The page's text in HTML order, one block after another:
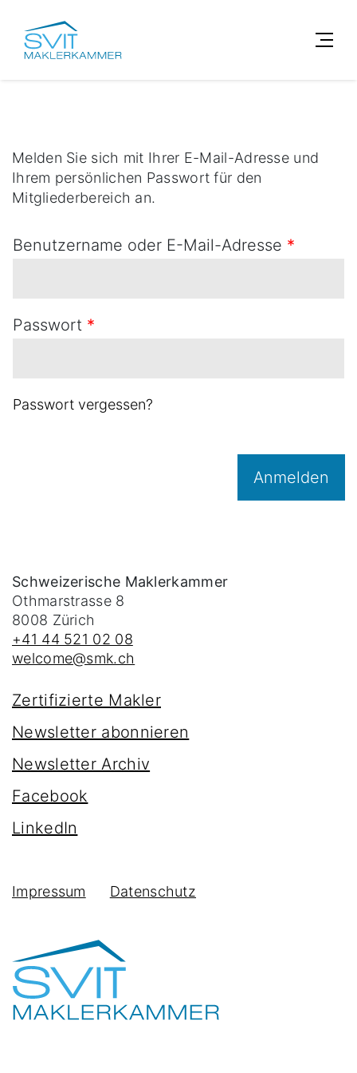
Melden Sie sich mit Ihrer E-Mail-Adresse und
Ihrem persönlichen Passwort für den
Mitgliederbereich an.
Benutzername oder E-Mail-Adresse *
Passwort *
Passwort vergessen?
Anmelden
Schweizerische Maklerkammer
Othmarstrasse 8
8008 Zürich
+41 44 521 02 08
welcome@smk.ch
Zertifizierte Makler
Newsletter abonnieren
Newsletter Archiv
Facebook
LinkedIn
Impressum Datenschutz